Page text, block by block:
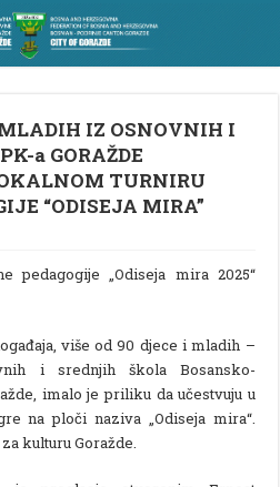
IZ OSNOVNIH I
a GORAŽDE
TURNIRU
“ODISEJA MIRA”
„Odiseja mira 2025“
više od 90 djece i mladih –
i srednjih škola Bosansko-
imalo je priliku da učestvuju u
na ploči naziva „Odiseja mira“.
kulturu Goražde.